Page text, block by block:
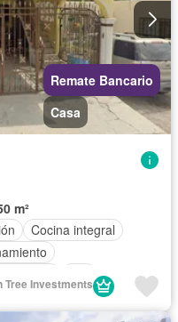
Remate Bancario
Casa
m²
Cocina integral
Tree Investments